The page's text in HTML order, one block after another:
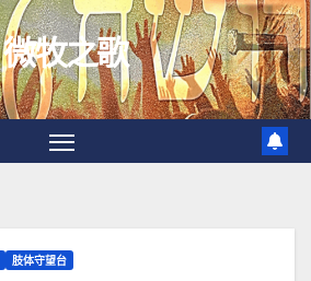
微牧之歌
肢体守望台